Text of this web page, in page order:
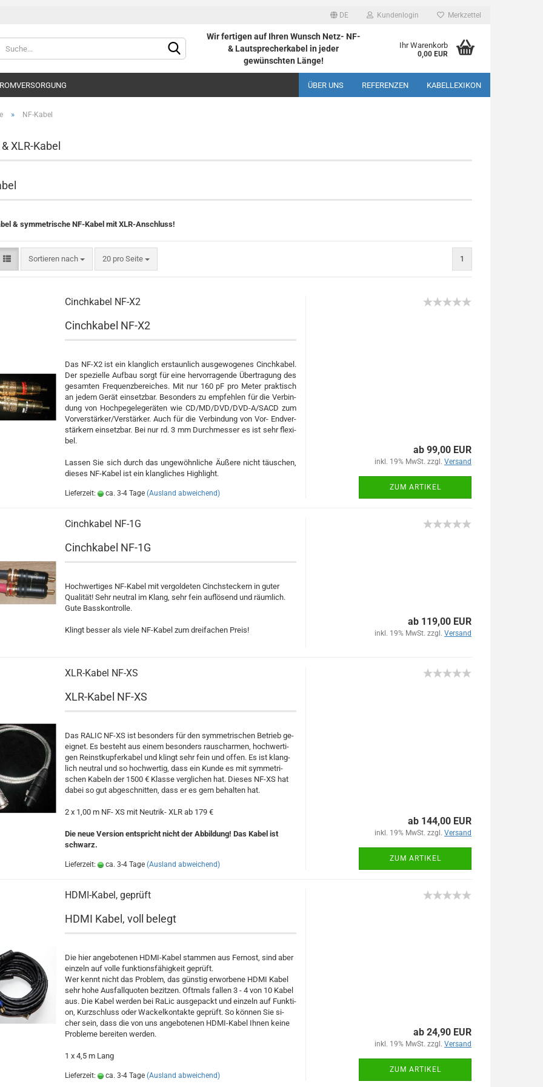
DE
Sprache auswählen
Kundenlogin
Passwort vergessen?
Merkzettel
Wir fertigen auf Ihren Wunsch Netz- NF-
& Lautsprecherkabel in jeder
gewünschten Länge!
Ihr Warenkorb
0,00 EUR
ÜBER UNS REFERENZEN KABELLEXIKON
» NF-Kabel
XLR-Kabel
& symmetrische NF-Kabel mit XLR-Anschluss!
Sortieren nach 20 pro Seite 1
Cinch­ka­bel NF-X2
Cinch­ka­bel NF-X2
Das NF-X2 ist ein klang­lich er­staun­lich aus­ge­wo­ge­nes Cinch­ka­bel.
Der spe­zi­el­le Auf­bau sorgt für eine her­vor­ra­gen­de Über­tra­gung des
ge­sam­ten Fre­quenz­be­rei­ches. Mit nur 160 pF pro Meter prak­tisch
an jedem Gerät ein­setz­bar. Be­son­ders zu emp­feh­len für die Ver­bin­
dung von Hoch­pe­ge­le­ge­rä­ten wie CD/MD/DVD/DVD-A/SACD zum
Vor­ver­stär­ker/Ver­stär­ker. Auch für die Ver­bin­dung von Vor- End­ver­
stär­kern ein­setz­bar. Bei nur rd. 3 mm Durch­mes­ser es ist sehr fle­xi­
bel.
Las­sen Sie sich durch das un­ge­wöhn­li­che Äu­ße­re nicht täu­schen,
die­ses NF-​Kabel ist ein klang­li­ches High­light.
Lieferzeit: ca. 3-4 Tage (Ausland abweichend)
ab 99,00 EUR
inkl. 19% MwSt. zzgl. Versand
ZUM ARTIKEL
Cinch­ka­bel NF-1G
Cinch­ka­bel NF-1G
Hoch­wer­ti­ges NF-​Kabel mit ver­gol­de­ten Cinch­ste­ckern in guter
Qua­li­tät! Sehr neu­tral im Klang, sehr fein auf­lö­send und räum­lich.
Gute Bass­kon­trol­le.
Klingt bes­ser als viele NF-​Kabel zum drei­fa­chen Preis!
ab 119,00 EUR
inkl. 19% MwSt. zzgl. Versand
XLR-​Kabel NF-XS
XLR-​Kabel NF-XS
Das RALIC NF-XS ist be­son­ders für den sym­me­tri­schen Be­trieb ge­
eig­net. Es be­steht aus einem be­son­ders rausch­ar­men, hoch­wer­ti­
gen Reinst­kup­fer­ka­bel und klingt sehr fein und offen. Es ist klang­
lich neu­tral und so hoch­wer­tig, dass ein Kunde es mit sym­me­tri­
schen Ka­beln der 1500 € Klas­se ver­gli­chen hat. Die­ses NF-XS hat
dabei so gut ab­ge­schnit­ten, dass er es gern be­hal­ten hat.
2 x 1,00 m NF- XS mit Neutrik-​ XLR ab 179 €
Die neue Ver­si­on ent­spricht nicht der Ab­bil­dung! Das Kabel ist
schwarz.
Lieferzeit: ca. 3-4 Tage (Ausland abweichend)
ab 144,00 EUR
inkl. 19% MwSt. zzgl. Versand
ZUM ARTIKEL
HDMI-​Kabel, ge­prüft
HDMI Kabel, voll be­legt
Die hier an­ge­bo­te­nen HDMI-​Kabel stam­men aus Fern­ost, sind aber
ein­zeln auf volle funk­ti­ons­fä­hig­keit ge­prüft.
Wer kennt nicht das Pro­blem, das güns­tig er­wor­be­ne HDMI Kabel
sehr hohe Aus­fall­quo­ten be­zit­zen. Oft­mals fal­len 3 - 4 von 10 Kabel
aus. Die Kabel wer­den bei RaLic aus­ge­packt und ein­zeln auf Funk­ti­
on, Kurz­schluss oder Wa­ckel­kon­tak­te ge­prüft. So kön­nen Sie si­
cher sein, dass die von uns an­ge­bo­te­nen HDMI-​Kabel Ihnen keine
Pro­ble­me be­rei­ten wer­den.
1 x 4,5 m Lang
Lieferzeit: ca. 3-4 Tage (Ausland abweichend)
ab 24,90 EUR
inkl. 19% MwSt. zzgl. Versand
ZUM ARTIKEL